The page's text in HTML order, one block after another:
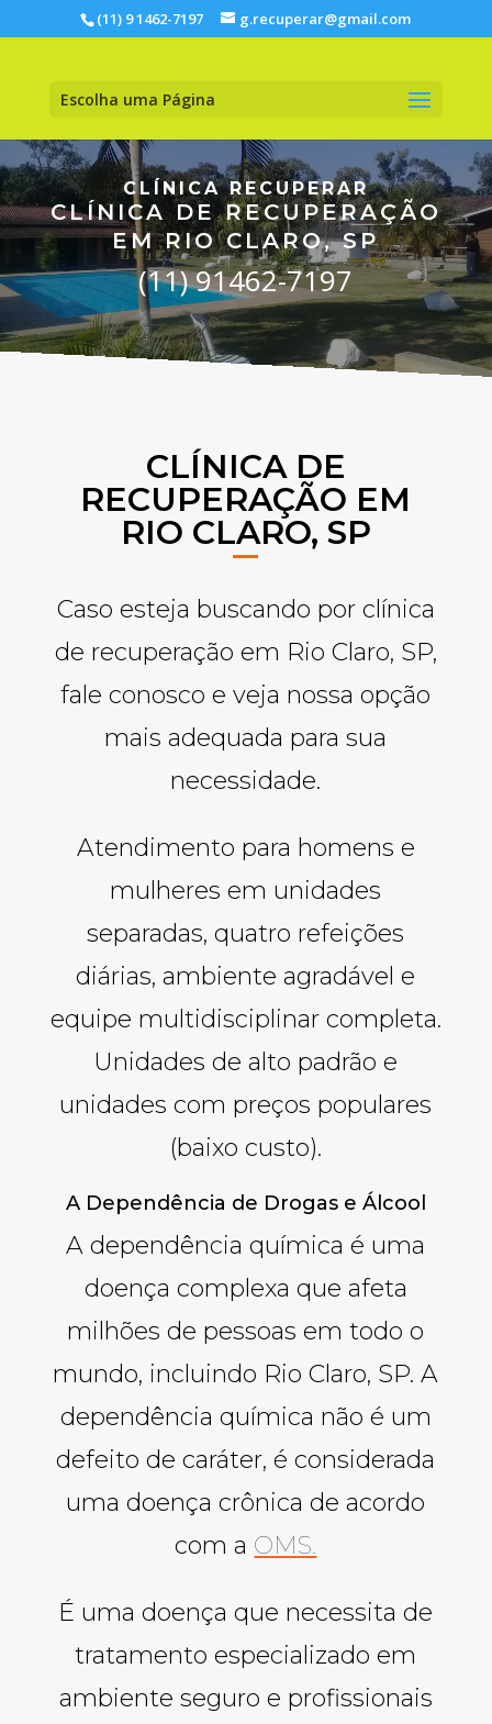
(11) 9 1462-7197 g.recuperar@gmail.com
Escolha uma Página
CLÍNICA RECUPERAR
CLÍNICA DE RECUPERAÇÃO
EM RIO CLARO, SP
(11) 91462-7197
CLÍNICA DE
RECUPERAÇÃO EM
RIO CLARO, SP
Caso esteja buscando por clínica
de recuperação em Rio Claro, SP,
fale conosco e veja nossa opção
mais adequada para sua
necessidade.
Atendimento para homens e
mulheres em unidades
separadas, quatro refeições
diárias, ambiente agradável e
equipe multidisciplinar completa.
Unidades de alto padrão e
unidades com preços populares
(baixo custo).
A Dependência de Drogas e Álcool
A dependência química é uma
doença complexa que afeta
milhões de pessoas em todo o
mundo, incluindo Rio Claro, SP. A
dependência química não é um
defeito de caráter, é considerada
uma doença crônica de acordo
com a OMS.
É uma doença que necessita de
tratamento especializado em
ambiente seguro e profissionais